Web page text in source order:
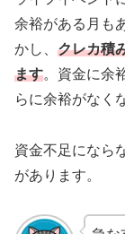
余裕がある月も
かし、 クレカ積
ます。資金に余
らに余裕がなく
資金不足になら
があります。